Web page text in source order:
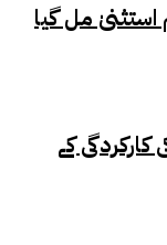
استثنیٰ مل گیا
کارکردگی کے